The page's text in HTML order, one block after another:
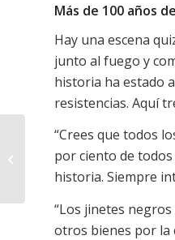
Más de 100 años
Hay una escena
junto al fuego y
historia ha estado
resistencias. Aquí
“Crees que todos
por ciento de
historia. Siempre
“Los jinetes
otros bienes por la
vonMash y ‘El amor de
los padres negros’